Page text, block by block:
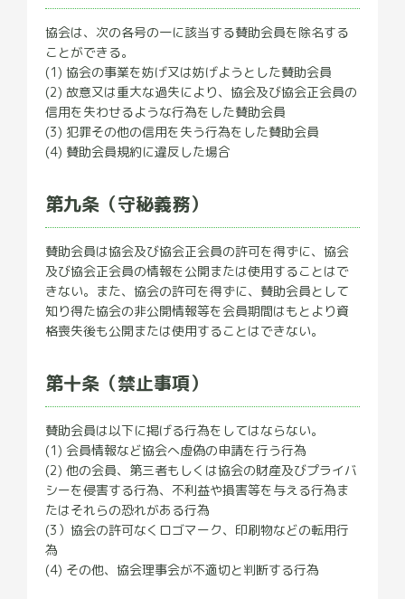
協会は、次の各号の一に該当する賛助会員を除名する
ことができる。
(1) 協会の事業を妨げ又は妨げようとした賛助会員
(2) 故意又は重大な過失により、協会及び協会正会員の
信用を失わせるような行為をした賛助会員
(3) 犯罪その他の信用を失う行為をした賛助会員
(4) 賛助会員規約に違反した場合
第九条（守秘義務）
賛助会員は協会及び協会正会員の許可を得ずに、協会
及び協会正会員の情報を公開または使用することはで
きない。また、協会の許可を得ずに、賛助会員として
知り得た協会の非公開情報等を会員期間はもとより資
格喪失後も公開または使用することはできない。
第十条（禁止事項）
賛助会員は以下に掲げる行為をしてはならない。
(1) 会員情報など協会へ虚偽の申請を行う行為
(2) 他の会員、第三者もしくは協会の財産及びプライバ
シーを侵害する行為、不利益や損害等を与える行為ま
たはそれらの恐れがある行為
(3）協会の許可なくロゴマーク、印刷物などの転用行
為
(4) その他、協会理事会が不適切と判断する行為